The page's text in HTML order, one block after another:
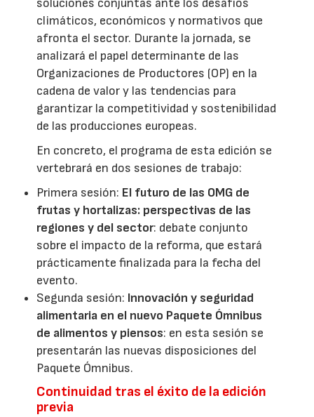
soluciones conjuntas ante los desafíos
climáticos, económicos y normativos que
afronta el sector. Durante la jornada, se
analizará el papel determinante de las
Organizaciones de Productores (OP) en la
cadena de valor y las tendencias para
garantizar la competitividad y sostenibilidad
de las producciones europeas.
En concreto, el programa de esta edición se
vertebrará en dos sesiones de trabajo:
Primera sesión: El futuro de las OMG de
frutas y hortalizas: perspectivas de las
regiones y del sector: debate conjunto
sobre el impacto de la reforma, que estará
prácticamente finalizada para la fecha del
evento.
Segunda sesión: Innovación y seguridad
alimentaria en el nuevo Paquete Ómnibus
de alimentos y piensos: en esta sesión se
presentarán las nuevas disposiciones del
Paquete Ómnibus.
Continuidad tras el éxito de la edición
previa